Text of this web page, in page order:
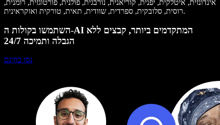
אינדונזית, איטלקית, יפנית, קוריאנית, נורבגית, פולנית, פורטוגזית, רומנית,
רוסית, סלובקית, ספרדית, שוודית, תאית, טורקית ואוקראינית.
השתמשו בקולות ה-AI המתקדמים ביותר, קבצים ללא
הגבלה ותמיכה 24/7
נסו בחינם